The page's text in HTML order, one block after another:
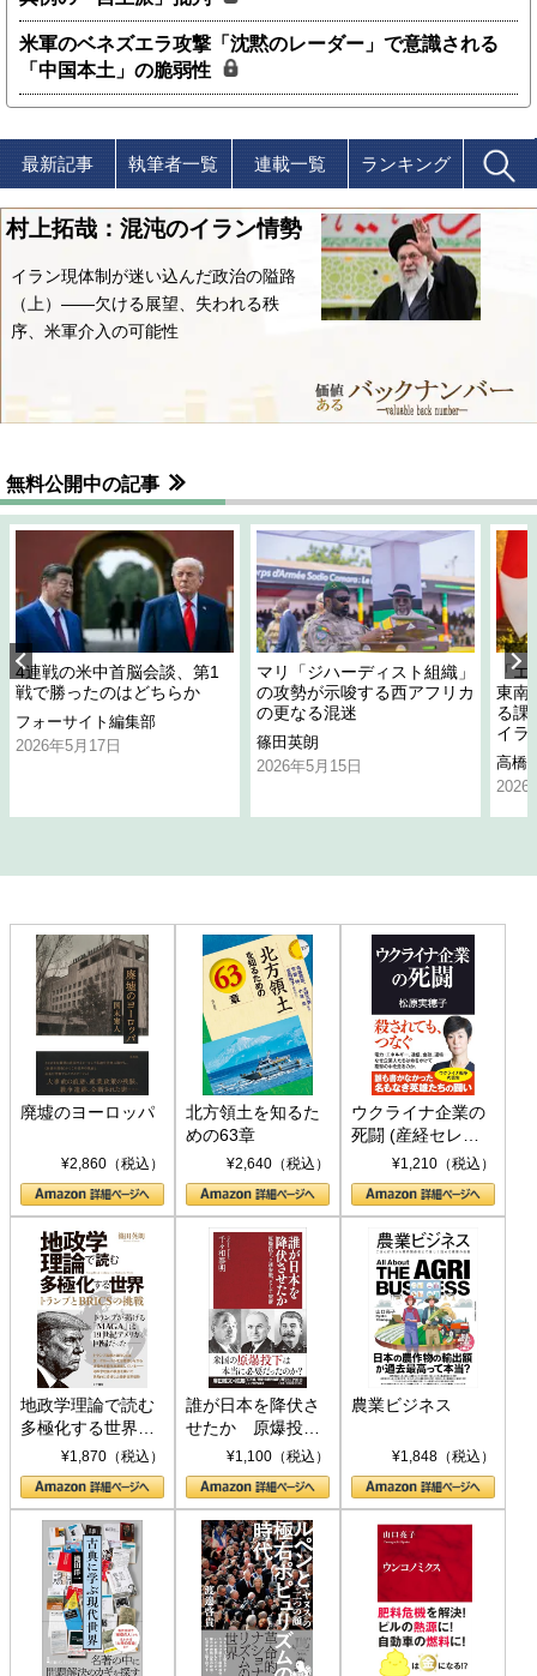
米軍のベネズエラ攻撃「沈黙のレーダー」で意識される
「中国本土」の脆弱性
最新記事 執筆者一覧 連載一覧 ランキング
村上拓哉：混沌のイラン情勢
イラン現体制が迷い込んだ政治の隘路
（上）――欠ける展望、失われる秩
序、米軍介入の可能性
無料公開中の記事
4連戦の米中首脳会談、第1
戦で勝ったのはどちらか
フォーサイト編集部
2026年5月17日
マリ「ジハーディスト組織」
の攻勢が示唆する西アフリカ
の更なる混迷
篠田英朗
2026年5月15日
「
東南
る課
イラ
高橋
2026
廃墟のヨーロッパ
¥2,860（税込）
北方領土を知るた
めの63章
¥2,640（税込）
ウクライナ企業の
死闘 (産経セレク
ト S 039)¥1,210（税込）
地政学理論で読む
多極化する世界：
トランプとBRICS
の挑戦
¥1,870（税込）
誰が日本を降伏さ
せたか 原爆投
下、ソ連参戦、そ
して聖断 (PHP新
書)
¥1,100（税込）
農業ビジネス
¥1,848（税込）